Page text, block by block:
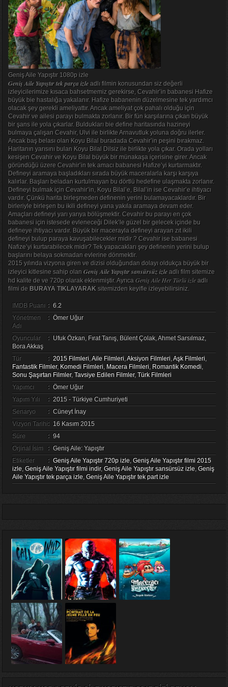
Geniş Aile Yapıştır 1080p izle
Geniş Aile Yapıştır tek parça izleadlı filmin konusundan siz değerli
izleyicilerimize kısaca bahsetmemiz gerekirse, Cevahir’in babanesi Hafize
büyük bie hastalığa yakalanır. Hafize babanenin düzelmesine tek yardımcı
olacak şey gerekli ameliyattır. Ancak ameliyat çok pahalı olduğu için
Cevahir ve ailesi parayı bulmakta zorlanır. Bir fün karşılarına çıkan büyük
bir şans ile yola çıkarlar. Buldukları bie define haritasında hazineyi
bulmaya çalışan Cevahir, Ulvi ile birlikte Arnavutluk yoluna doğru ilerler.
Ancak baş belası olan Koyu Bilal buradada Cevahir’in peşini bırakmaz.
Haritanın yarısını bulan Koyu Bilal Dilsiz ile birlikte yola çıkar. Orada yolları
kesişen Cevahir ve Koyu Bilal büyük bir münakaşa içerisine girer. Ancak
göründüğü üzere Cevahir’in tek amacı babanesi Hafize’yi kurtarmaktır.
Defineyi aramaya başladıkları sırada büyük maceralarla karşı karşıya
kalırlar. Başları beladan kurtulmayan bu dörtlü hedefine ulaşmakta zorlanır.
Defineyi bulmak için Cevahir’in, Koyu Bilal’e, Bilal’in ise Cevahir’e ihtiyacı
vardır. Çünkü harita birleşmeden definenin yerini bulamayacaklardır. Bir
birleriyle birleşen bu ikili defineyi yana yakıla aramaya devam eder.
Amaçları defineyi yarı yarıya bölüşmektir. Cevahir bu parayı en çok
babanesi için istesede evleneceği Dilek’le güzel bir gelecek içinde bu
defineye ihtiyacı vardır. Büyük bir macerayla defineyi arayan zıt ikili
defineyi bulup paraya kavuşabilecekler midir ? Cevahir ise babanesi
Nafize’yi kurtarabilecek midir? Tek yapacakları şey definenin yerini bulup
başlarını belaya sokmadan evlerine dönmektir.
2015 yılında vizyona giren ve dizisi olduğundan dolayı oldukça büyük bir
izleyici kitlesine sahip olan Geniş Aile Yapıştır sansürsüz izleadlı film sitemize
hd kalite de ve 720p olarak eklenmiştir. Ayrıca Geniş Aile Her Türlü izleadlı
filmi de BURAYA TIKLAYARAKsitemizden keyifle izleyebilirsiniz.
IMDB Puanı : 6.2
Yönetmen
Adı
: Ömer Uğur
Oyuncular : Ufuk Özkan, Fırat Tanış, Bülent Çolak, Ahmet Sarsılmaz,
Bora Akkaş
Tür
: 2015 Filmleri,Aile Filmleri,Aksiyon Filmleri,Aşk Filmleri,
Fantastik Filmler, Komedi Filmleri, Macera Filmleri, Romantik Komedi,
Sonu Şaşırtan Filmler, Tavsiye Edilen Filmler, Türk Filmleri
Yapımcı
: Ömer Uğur
Yapım Yılı
: 2015 - Türkiye Cumhuriyeti
Senaryo
: Cüneyt İnay
Vizyon Tarihi: 16 Kasım 2015
Süre
: 94
Orjinal İsim
: Geniş Aile: Yapıştır
Etiketler
: Geniş Aile Yapıştır 720p izle, Geniş Aile Yapıştır filmi 2015
izle, Geniş Aile Yapıştır filmi indir, Geniş Aile Yapıştır sansürsüz izle, Geniş
Aile Yapıştır tek parça izle, Geniş Aile Yapıştır tek part izle